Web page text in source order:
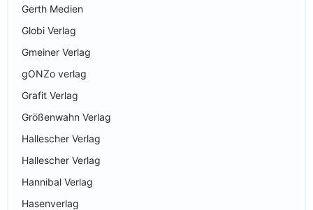
Gerth Medien
Globi Verlag
Gmeiner Verlag
gONZo verlag
Grafit Verlag
Größenwahn Verlag
Hallescher Verlag
Hallescher Verlag
Hannibal Verlag
Hasenverlag